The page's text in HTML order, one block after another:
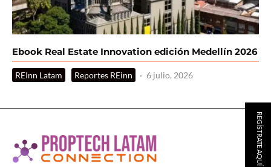
Ebook Real Estate Innovation edición Medellín 2026
REInn Latam Reportes REinn · 6 julio, 2026
REGÍSTRATE AQUÍ